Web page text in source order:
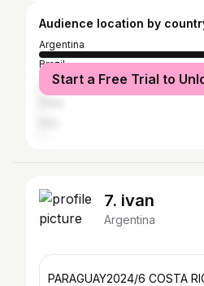
Audience location by
Argentina
Brazil
Uruguay
Start a Free Trial to
7. ivan
Argentina
PARAGUAY2024/6 COSTA